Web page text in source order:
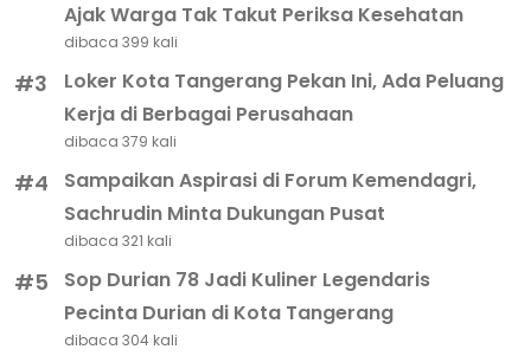
Ajak Warga Tak Takut Periksa Kesehatan
dibaca 399 kali
#3
Loker Kota Tangerang Pekan Ini, Ada Peluang
Kerja di Berbagai Perusahaan
dibaca 379 kali
#4
Sampaikan Aspirasi di Forum Kemendagri,
Sachrudin Minta Dukungan Pusat
dibaca 321 kali
#5
Sop Durian 78 Jadi Kuliner Legendaris
Pecinta Durian di Kota Tangerang
dibaca 304 kali